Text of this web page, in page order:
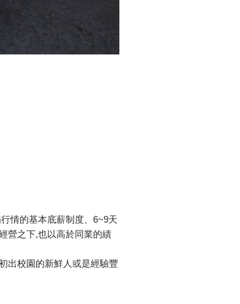
情的基本底薪制度、6~9天
營之下,也以高於同業的績
出校園的新鮮人或是經驗豐